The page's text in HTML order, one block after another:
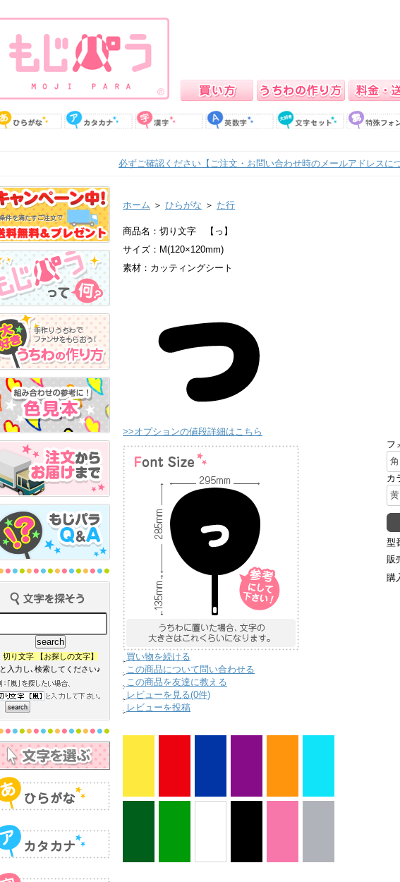
必ずご確認ください【ご注文・お問い合わせ時のメールアドレスに
切り文字 【お探しの文字】
と入力し､検索してください♪
ホーム ＞ ひらがな ＞ た行
商品名：切り文字 【っ】
サイズ：M(120×120mm)
素材：カッティングシート
>>オプションの値段詳細はこちら
フ
カ
型
販
購
買い物を続ける
この商品について問い合わせる
この商品を友達に教える
レビューを見る(0件)
レビューを投稿